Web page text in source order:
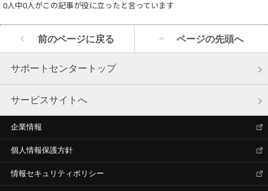
0人中0人がこの記事が役に立ったと言っています
前のページに戻る ページの先頭へ
サポートセンタートップ
サービスサイトへ
企業情報
個人情報保護方針
情報セキュリティポリシー